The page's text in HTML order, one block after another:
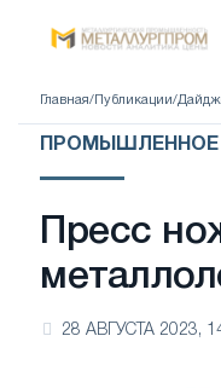
Главная/ Публикации/
Пресс
28 АВГУСТА 2023,